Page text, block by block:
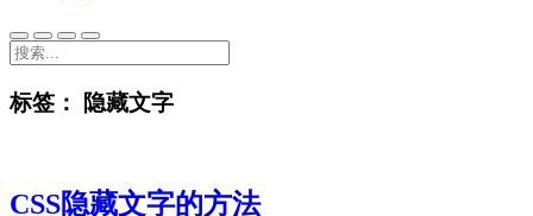
标签： 隐藏文字
CSS隐藏文字的方法